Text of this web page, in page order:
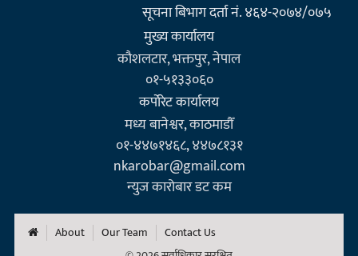
सूचना बिभाग दर्ता नं. ४६४-२०७४/०७५
मुख्य कार्यालय
कौशलटार, भक्तपुर, नेपाल
०१-५१३३०६०
कर्पाेरेट कार्यालय
मध्य बानेश्वर, काठमाडौँ
०१-४४७१४६८, ४४७८१३१
nkarobar@gmail.com
न्युज कारोबार डट कम
About Our Team
Contact Us